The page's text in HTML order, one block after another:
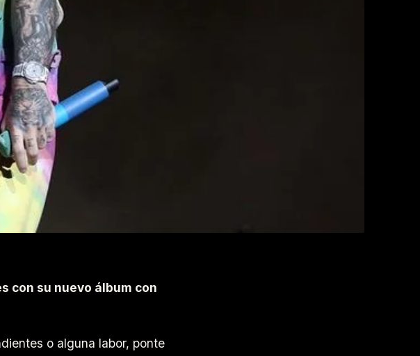
con su nuevo álbum con
o alguna labor, ponte